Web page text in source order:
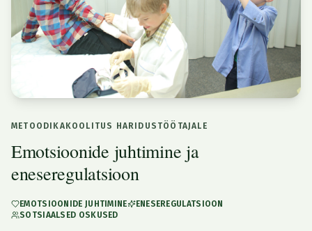
METOODIKAKOOLITUS HARIDUSTÖÖTAJALE
Emotsioonide juhtimine ja
eneseregulatsioon
EMOTSIOONIDE JUHTIMINE
ENESEREGULATSIOON
SOTSIAALSED OSKUSED